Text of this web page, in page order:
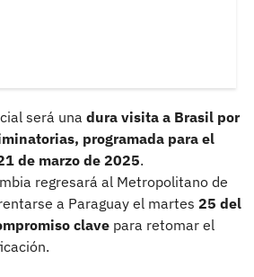
será una dura visita a Brasil por
programada para el
de marzo de 2025.
regresará al Metropolitano de
a Paraguay el martes 25 del
clave para retomar el